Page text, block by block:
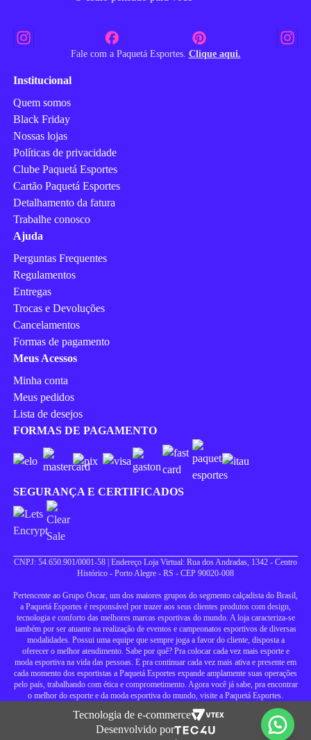
Fale com a Paquetá Esportes. Clique aqui.
Institucional
Quem somos
Black Friday
Nossas lojas
Políticas de privacidade
Clube Paquetá Esportes
Cartão Paquetá Esportes
Detalhamento da fatura
Trabalhe conosco
Ajuda
Perguntas Frequentes
Regulamentos
Entregas
Trocas e Devoluções
Cancelamentos
Formas de pagamento
Meus Acessos
Minha conta
Meus pedidos
Lista de desejos
FORMAS DE PAGAMENTO
SEGURANÇA E CERTIFICADOS
CNPJ: 54.650.901/0001-58 | Endereço Loja Virtual: Rua dos Andradas, 1342 - Centro
Histórico - Porto Alegre - RS - CEP 90020-008
Pertencente ao Grupo Oscar, um dos maiores grupos do segmento calçadista do Brasil,
a Paquetá Esportes é responsável por trazer aos seus clientes produtos com design,
tecnologia e conforto das melhores marcas esportivas do mundo. A loja caracteriza-se
também por ser atuante na realização de eventos e campeonatos esportivos de diversas
modalidades. Possui uma equipe que sempre joga a favor do cliente, disposta a
oferecer o melhor atendimento. Sabe por quê? Pra colocar cada vez mais esporte e
moda esportiva na vida das pessoas. E pra continuar cada vez mais ativa e presente em
cada momento dos esportistas a Paquetá Esportes expande amplamente suas operações
pelo país, trabalhando com ética e comprometimento. Agora você já sabe, pra encontrar
o melhor do esporte e da moda esportiva do mundo, visite a Paquetá Esportes.
Tecnologia de e-commerce
Desenvolvido por